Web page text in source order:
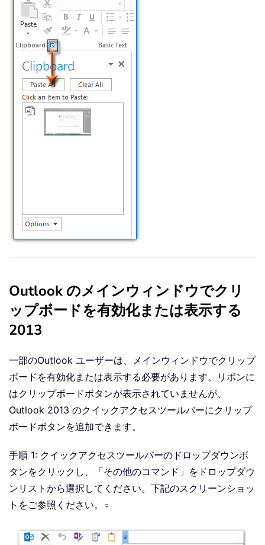
Outlook のメインウィンドウでクリ
ップボードを有効化または表示する
2013
一部のOutlook ユーザーは、メインウィンドウでクリップ
ボードを有効化または表示する必要があります。リボンに
はクリップボードボタンが表示されていませんが、
Outlook 2013 のクイックアクセスツールバーにクリップ
ボードボタンを追加できます。
手順 1: クイックアクセスツールバーのドロップダウンボ
タンをクリックし、「その他のコマンド」をドロップダウ
ンリストから選択してください。下記のスクリーンショッ
トをご参照ください。